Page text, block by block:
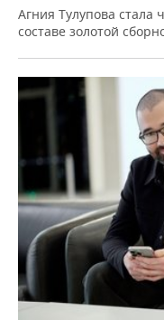
Агния Тулупова стала
составе золотой